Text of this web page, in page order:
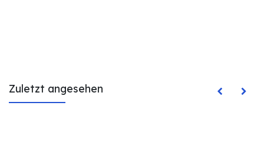
Zuletzt angesehen